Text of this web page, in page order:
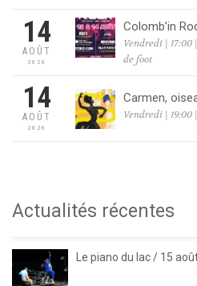
14
AOÛT
2026
Colomb’in
Vendredi | 17:00
de foot
14
AOÛT
2026
Carmen,
Vendredi | 19:00
Actualités récentes
Le piano du lac / 15